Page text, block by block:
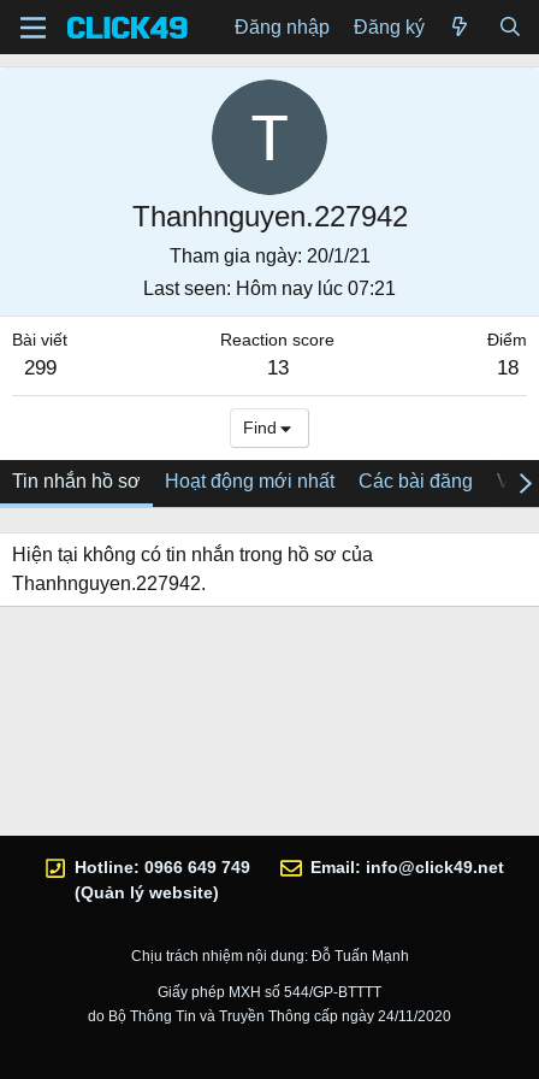
Đăng nhập Đăng ký
Thanhnguyen.227942
Tham gia ngày 20/1/21
Last seen
Hôm nay lúc 07:21
Bài viết
299
Reaction score
13
Điểm
18
Find
Tin nhắn hồ sơ Hoạt động mới nhất Các bài đăng Về
Hiện tại không có tin nhắn trong hồ sơ của
Thanhnguyen.227942.
Hotline: 0966 649 749
(Quản lý website)
Email: info@click49.net
Chịu trách nhiệm nội dung: Đỗ Tuấn Mạnh
Giấy phép MXH số 544/GP-BTTTT
do Bộ Thông Tin và Truyền Thông cấp ngày 24/11/2020